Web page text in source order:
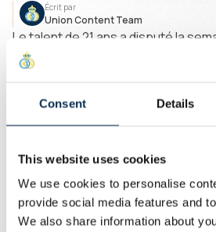
Consent Details
This website uses cookies
We use cookies to personalise
provide social media features and
We also share information about
Écrit par
Union Content Team
Le talent de 21 ans a disputé la
Coupe du Monde de la FIFA aux
au Mexique avec l’Afrique du Sud.
Canada de son futur coéquipier
de ses prestations avec les Bafana
plusieurs années. Avec l’un des
d’Afrique du Sud, il a remporté le
saison dernière.